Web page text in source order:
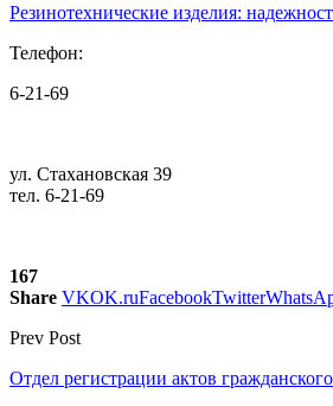
Резинотехнические изделия:
Телефон:
6-21-69
ул. Стахановская 39
тел. 6-21-69
167
Share VKOK.ruFacebookTwitter
Prev Post
Отдел регистрации актов